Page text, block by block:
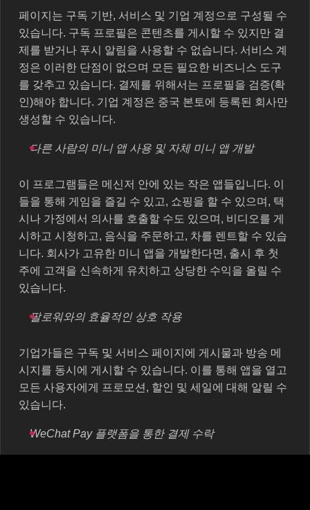
페이지는 구독 기반, 서비스 및 기업 계정으로 구성될 수
있습니다. 구독 프로필은 콘텐츠를 게시할 수 있지만 결
제를 받거나 푸시 알림을 사용할 수 없습니다. 서비스 계
정은 이러한 단점이 없으며 모든 필요한 비즈니스 도구
를 갖추고 있습니다. 결제를 위해서는 프로필을 검증(확
인)해야 합니다. 기업 계정은 중국 본토에 등록된 회사만
생성할 수 있습니다.
다른 사람의 미니 앱 사용 및 자체 미니 앱 개발
이 프로그램들은 메신저 안에 있는 작은 앱들입니다. 이
들을 통해 게임을 즐길 수 있고, 쇼핑을 할 수 있으며, 택
시나 가정에서 의사를 호출할 수도 있으며, 비디오를 게
시하고 시청하고, 음식을 주문하고, 차를 렌트할 수 있습
니다. 회사가 고유한 미니 앱을 개발한다면, 출시 후 첫
주에 고객을 신속하게 유치하고 상당한 수익을 올릴 수
있습니다.
팔로워와의 효율적인 상호 작용
기업가들은 구독 및 서비스 페이지에 게시물과 방송 메
시지를 동시에 게시할 수 있습니다. 이를 통해 앱을 열고
모든 사용자에게 프로모션, 할인 및 세일에 대해 알릴 수
있습니다.
WeChat Pay 플랫폼을 통한 결제 수락